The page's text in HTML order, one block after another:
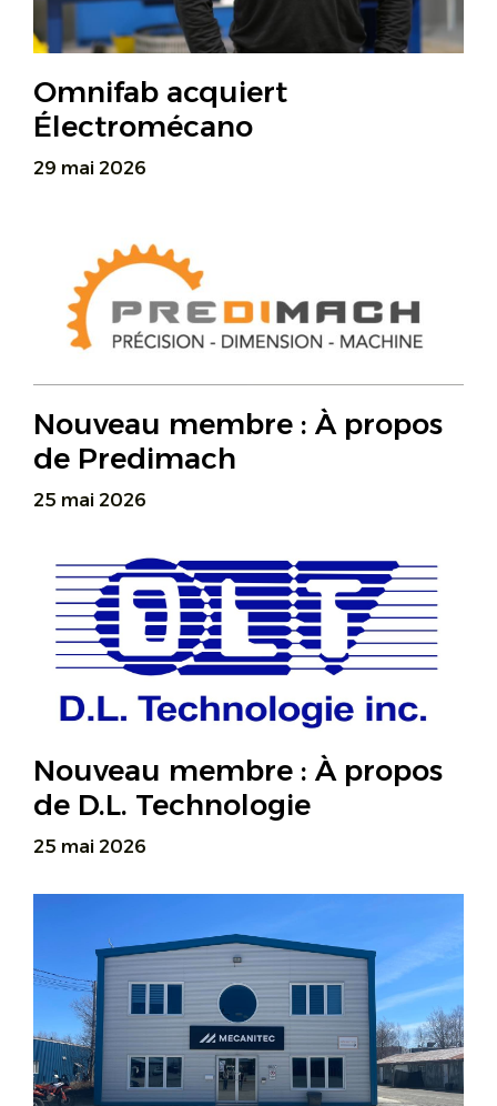
Omnifab acquiert
Électromécano
29 mai 2026
Nouveau membre : À propos
de Predimach
25 mai 2026
Nouveau membre : À propos
de D.L. Technologie
25 mai 2026